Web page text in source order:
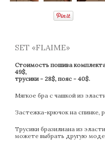
SET «FLAIME»
Стоимость пошива
49$,
трусики - 28$, пояс - 40$.
Мягкое бра с чашкой из
Застежка-крючок на спинке,
Трусики бразилиана из
можете выбрать другую